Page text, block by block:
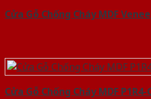
Cửa Gỗ Chống Cháy MDF
Cửa Gỗ Chống Cháy MDF P1R4-